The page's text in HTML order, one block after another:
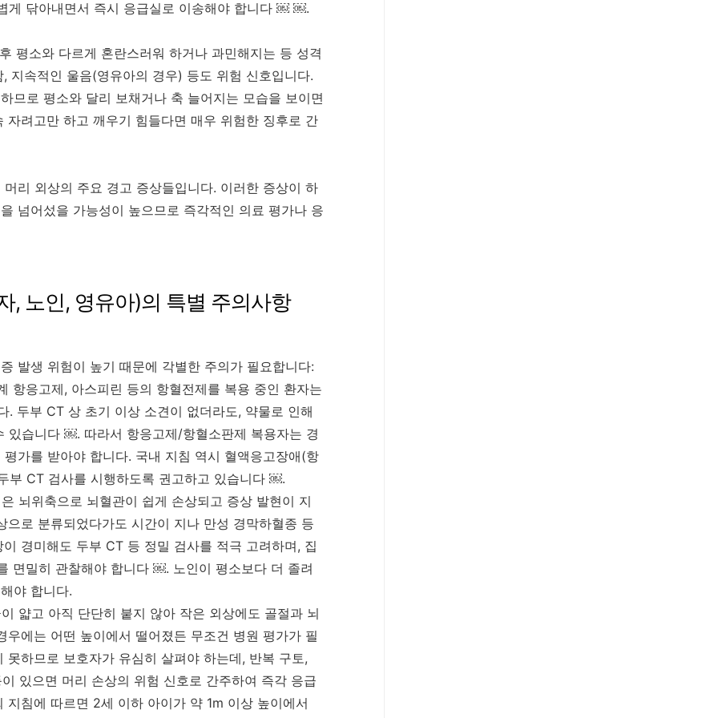
게 닦아내면서 즉시 응급실로 이송해야 합니다 ￼ ￼.
평소와 다르게 혼란스러워 하거나 과민해지는 등 성격
지속적인 울음(영유아의 경우) 등도 위험 신호입니다.
므로 평소와 달리 보채거나 축 늘어지는 모습을 보이면
려고만 하고 깨우기 힘들다면 매우 위험한 징후로 간
리 외상의 주요 경고 증상들입니다. 이러한 증상이 하
넘어섰을 가능성이 높으므로 즉각적인 의료 평가나 응
, 노인, 영유아)의 특별 주의사항
발생 위험이 높기 때문에 각별한 주의가 필요합니다:
항응고제, 아스피린 등의 항혈전제를 복용 중인 환자는
. 두부 CT 상 초기 이상 소견이 없더라도, 약물로 인해
있습니다 ￼. 따라서 항응고제/항혈소판제 복용자는 경
가를 받아야 합니다. 국내 지침 역시 혈액응고장애(항
부 CT 검사를 시행하도록 권고하고 있습니다 ￼.
뇌위축으로 뇌혈관이 쉽게 손상되고 증상 발현이 지
로 분류되었다가도 시간이 지나 만성 경막하혈종 등
경미해도 두부 CT 등 정밀 검사를 적극 고려하며, 집
면밀히 관찰해야 합니다 ￼. 노인이 평소보다 더 졸려
야 합니다.
얇고 아직 단단히 붙지 않아 작은 외상에도 골절과 뇌
에는 어떤 높이에서 떨어졌든 무조건 병원 평가가 필
하므로 보호자가 유심히 살펴야 하는데, 반복 구토,
있으면 머리 손상의 위험 신호로 간주하여 즉각 응급
침에 따르면 2세 이하 아이가 약 1m 이상 높이에서